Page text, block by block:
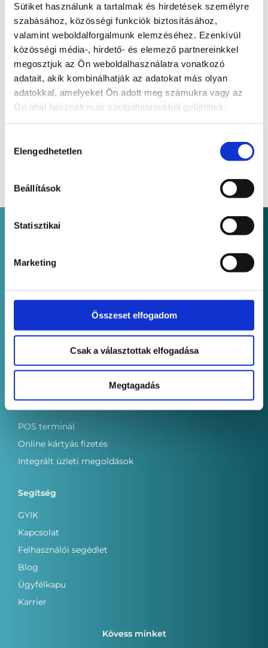
Sütiket használunk a tartalmak és hirdetések személyre
szabásához, közösségi funkciók biztosításához,
valamint weboldalforgalmunk elemzéséhez. Ezenkívül
közösségi média-, hirdető- és elemező partnereinkkel
megosztjuk az Ön weboldalhasználatra vonatkozó
adatait, akik kombinálhatják az adatokat más olyan
adatokkal, amelyeket Ön adott meg számukra vagy az
Ön által használt más szolgáltatásokból gyűjtöttek.
kiválasztása
Elengedhetetlen
Beállítások
Statisztikai
Marketing
Összeset elfogadom
Csak a választottak elfogadása
Megtagadás
About the Author:codebuild
Hagyj üzenetet
You must belogged into post a comment.
Székhely
Adószám
26118853-2-41
Szolgáltatások
POS terminál
Online kártyás fizetés
Integrált üzleti megoldások
Segítség
GYIK
Kapcsolat
Felhasználói segédlet
Blog
Ügyfélkapu
Karrier
Kövess minket